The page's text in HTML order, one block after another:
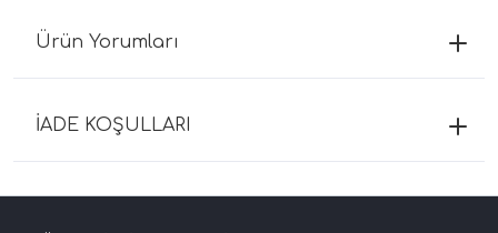
Ürün Yorumları
İADE KOŞULLARI